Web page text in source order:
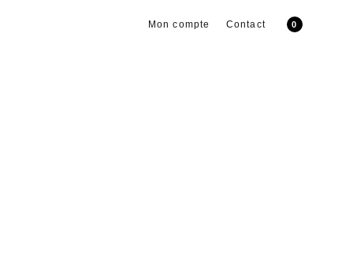
Mon compte Contact 0